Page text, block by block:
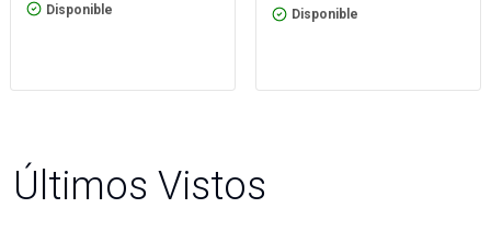
Disponible Disponible
Últimos Vistos